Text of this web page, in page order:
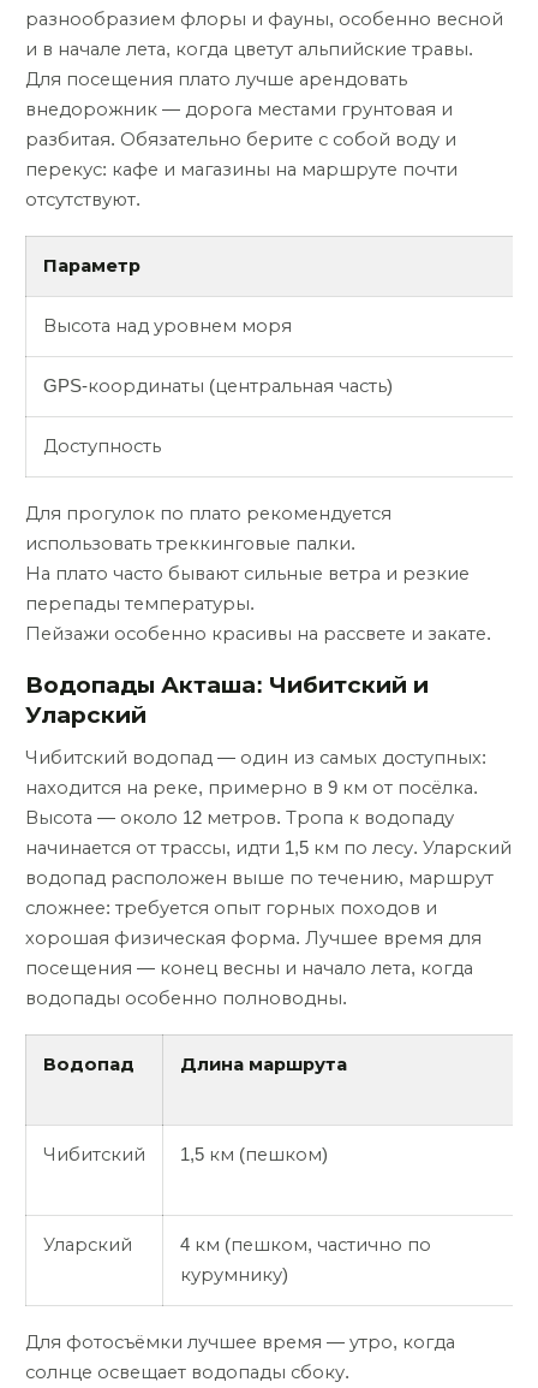
разнообразием флоры и фауны, особенно весной
и в начале лета, когда цветут альпийские травы.
Для посещения плато лучше арендовать
внедорожник — дорога местами грунтовая и
разбитая. Обязательно берите с собой воду и
перекус: кафе и магазины на маршруте почти
отсутствуют.
Параметр
Высота над уровнем моря
GPS-координаты (центральная часть)
Доступность
Для прогулок по плато рекомендуется
использовать треккинговые палки.
На плато часто бывают сильные ветра и резкие
перепады температуры.
Пейзажи особенно красивы на рассвете и закате.
Водопады Акташа: Чибитский и
Уларский
Чибитский водопад — один из самых доступных:
находится на реке, примерно в 9 км от посёлка.
Высота — около 12 метров. Тропа к водопаду
начинается от трассы, идти 1,5 км по лесу. Уларский
водопад расположен выше по течению, маршрут
сложнее: требуется опыт горных походов и
хорошая физическая форма. Лучшее время для
посещения — конец весны и начало лета, когда
водопады особенно полноводны.
Водопад Длина маршрута
Чибитский 1,5 км (пешком)
Уларский
4 км (пешком, частично по
курумнику)
Для фотосъёмки лучшее время — утро, когда
солнце освещает водопады сбоку.